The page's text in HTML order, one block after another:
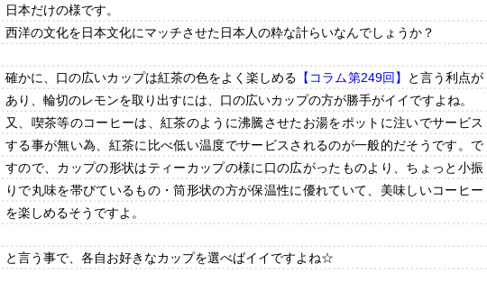
日本だけの様です。
西洋の文化を日本文化にマッチさせた日本人の粋な計らいなんでしょうか？
確かに、口の広いカップは紅茶の色をよく楽しめる 【コラム第249回】
と言う利点が
あり、輪切のレモンを取り出すには、口の広いカップの方が勝手がイイですよね。
又、喫茶等のコーヒーは、紅茶のように沸騰させたお湯をポットに注いでサービス
する事が無い為、紅茶に比べ低い温度でサービスされるのが一般的だそうです。で
すので、カップの形状はティーカップの様に口の広がったものより、ちょっと小振
りで丸味を帯びているもの・筒形状の方が保温性に優れていて、美味しいコーヒー
を楽しめるそうですよ。
と言う事で、各自お好きなカップを選べばイイですよね☆